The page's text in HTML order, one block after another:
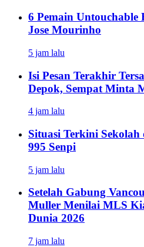
6 Pemain
Jose Mourinho
5 jam lalu
Isi Pesan Terakhir
Depok, Sempat Minta
4 jam lalu
Situasi Terkini Sekolah
995 Senpi
5 jam lalu
Setelah Gabung
Muller Menilai MLS
Dunia 2026
7 jam lalu